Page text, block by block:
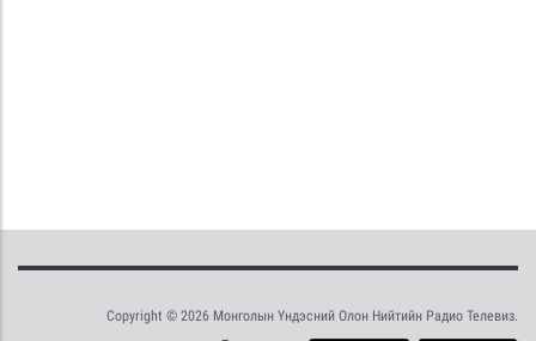
Copyright © 2026 Монголын Үндэсний Олон Нийтийн Радио Телевиз.